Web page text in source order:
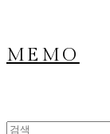
MEMO